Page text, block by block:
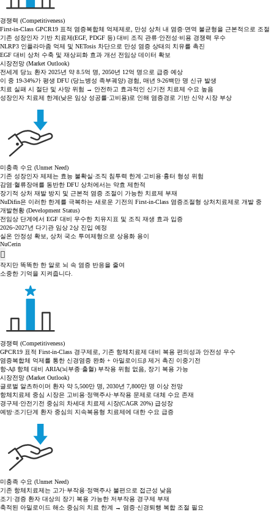
경쟁력 (Competitiveness)
First-in-Class GPCR19 표적 염증복합체 억제제로, 만성 상처 내 염증·면역 불균형을 근본적으로 조절
기존 성장인자 기반 치료제(EGF, PDGF 등) 대비 조직 관류·안전성·비용 경쟁력 우수
NLRP3 인플라마좀 억제 및 NETosis 차단으로 만성 염증 상태의 치유를 촉진
EGF 대비 상처 수축 및 재상피화 효과 개선 전임상 데이터 확보
시장전망 (Market Outlook)
전세계 당뇨 환자 2025년 약 8.5억 명, 2050년 12억 명으로 급증 예상
이 중 19-34%가 평생 DFU (당뇨병성 족부궤양) 경험, 매년 9-26백만 명 신규 발생
치료 실패 시 절단 및 사망 위험 → 안전하고 효과적인 신기전 치료제 수요 높음
성장인자 치료제 한계(낮은 임상 성공률·고비용)로 인해 염증경로 기반 신약 시장 부상
미충족 수요 (Unmet Need)
기존 성장인자 제제는 효능 불확실·조직 침투력 한계·고비용·흉터 형성 위험
감염·혈류장애를 동반한 DFU 상처에서는 약효 제한적
장기적 상처 재발 방지 및 근본적 염증 조절이 가능한 치료제 부재
NuDifin은 이러한 한계를 극복하는 새로운 기전의 First-in-Class 염증조절형 상처치료제로 개발 중
개발현황 (Development Status)
전임상 단계에서 EGF 대비 우수한 치유지표 및 조직 재생 효과 입증
2026~2027년 다기관 임상 2상 진입 예정
실온 안정성 확보, 상처 국소 투여제형으로 상용화 용이
NuCerin
작지만 똑똑한 한 알로 뇌 속 염증 반응을 줄여
소중한 기억을 지켜줍니다.
경쟁력 (Competitiveness)
GPCR19 표적 First-in-Class 경구제로, 기존 항체치료제 대비 복용 편의성과 안전성 우수
염증복합체 억제를 통한 신경염증 완화 + 아밀로이드β 제거 촉진 이중기전
항-Aβ 항체 대비 ARIA(뇌부종·출혈) 부작용 위험 없음, 장기 복용 가능
시장전망 (Market Outlook)
글로벌 알츠하이머 환자 약 5,500만 명, 2030년 7,800만 명 이상 전망
항체치료제 중심 시장은 고비용·정맥주사·부작용 문제로 대체 수요 존재
경구제·안전기전 중심의 차세대 치료제 시장(CAGR 20%) 급성장
예방·조기단계 환자 중심의 지속복용형 치료제에 대한 수요 급증
미충족 수요 (Unmet Need)
기존 항체치료제는 고가·부작용·정맥주사 불편으로 접근성 낮음
조기·경증 환자 대상의 장기 복용 가능한 저부작용 경구제 부재
축적된 아밀로이드 해소 중심의 치료 한계 → 염증·신경퇴행 복합 조절 필요